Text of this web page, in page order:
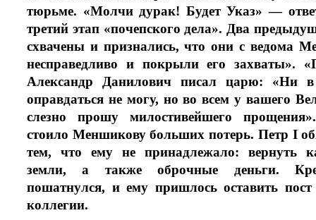
тюрьме. «Молчи дурак! Будет Указ» —
третий этап «почепского дела». Два
схвачены и признались, что они с ведома
несправедливо и покрыли его захваты».
Александр Данилович писал царю: «Ни
оправдаться не могу, но во всем у вашего
слезно прошу милостивейшего
стоило Меншикову больших потерь. Петр I
тем, что ему не принадлежало: вернуть
земли, а также оброчные деньги.
пошатнулся, и ему пришлось оставить пост
коллегии.